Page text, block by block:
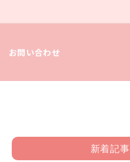
お問い合わせ
新着記事